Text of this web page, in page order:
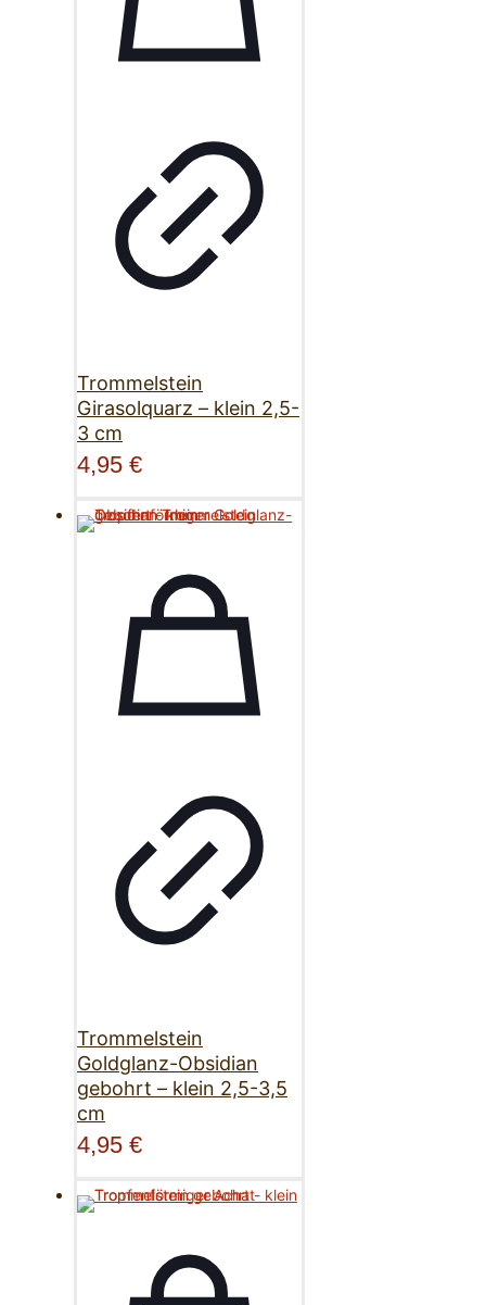
Trommelstein
Girasolquarz – klein 2,5-
3 cm
4,95 €
Trommelstein
Goldglanz-Obsidian
gebohrt – klein 2,5-3,5
cm
4,95 €